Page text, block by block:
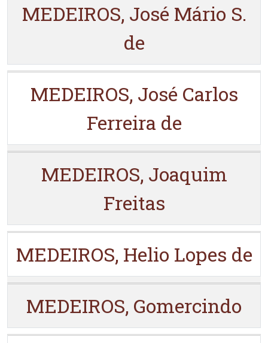
MEDEIROS, José Mário S.
de
MEDEIROS, José Carlos
Ferreira de
MEDEIROS, Joaquim
Freitas
MEDEIROS, Helio Lopes de
MEDEIROS, Gomercindo